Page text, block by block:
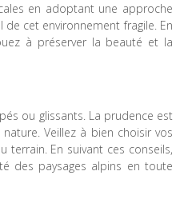
en adoptant une approche
cet environnement fragile. En
à préserver la beauté et la
ou glissants. La prudence est
Veillez à bien choisir vos
En suivant ces conseils,
des paysages alpins en toute